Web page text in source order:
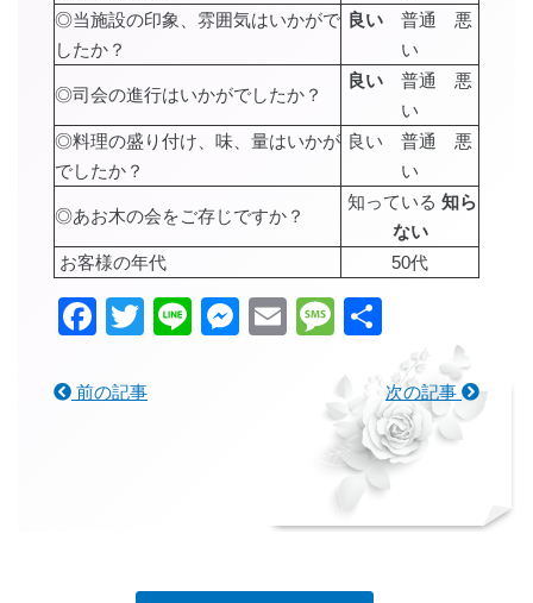
◎当施設の印象、雰囲気はいかがで
したか？
良い 普通 悪
い
◎司会の進行はいかがでしたか？
良い 普通 悪
い
◎料理の盛り付け、味、量はいかが
でしたか？
良い 普通 悪
い
◎あお木の会をご存じですか？
知っている 知ら
ない
お客様の年代
50代
Facebook
Twitter
LineMessenger
EmailMessage
有
前の記事 次の記事